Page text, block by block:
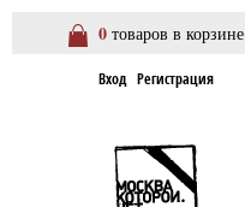
0 товаров в корзине
Вход Регистрация